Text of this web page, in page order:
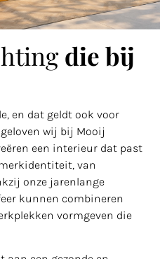
die bij
en dat geldt ook voor
wij bij Mooij
een interieur dat past
van
onze jarenlange
kunnen combineren
vormgeven die